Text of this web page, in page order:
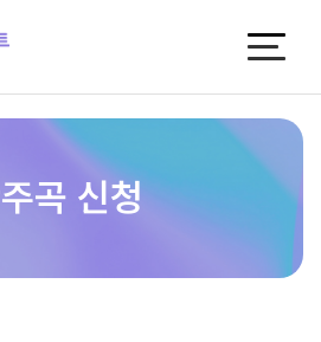
곡 신청